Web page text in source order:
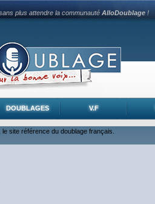
plus attendre la communautéAlloDoublage !
DOUBLAGES V.F
, le site référence du doublage français.